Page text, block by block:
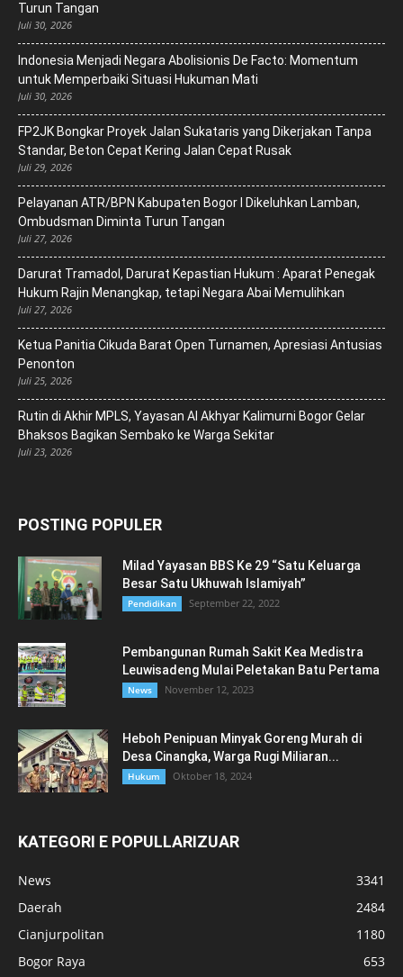
Turun Tangan
Juli 30, 2026
‎Indonesia Menjadi Negara Abolisionis De Facto: Momentum
untuk Memperbaiki Situasi Hukuman Mati
Juli 30, 2026
FP2JK Bongkar Proyek Jalan Sukataris yang Dikerjakan Tanpa
Standar, Beton Cepat Kering Jalan Cepat Rusak
Juli 29, 2026
Pelayanan ATR/BPN Kabupaten Bogor I Dikeluhkan Lamban,
Ombudsman Diminta Turun Tangan
Juli 27, 2026
Darurat Tramadol, Darurat Kepastian Hukum : Aparat Penegak
Hukum Rajin Menangkap, tetapi Negara Abai Memulihkan
Juli 27, 2026
Ketua Panitia Cikuda Barat Open Turnamen, Apresiasi Antusias
Penonton
Juli 25, 2026
Rutin di Akhir MPLS, Yayasan Al Akhyar Kalimurni Bogor Gelar
Bhaksos Bagikan Sembako ke Warga Sekitar
Juli 23, 2026
POSTING POPULER
Milad Yayasan BBS Ke 29 “Satu Keluarga
Besar Satu Ukhuwah Islamiyah”
Pendidikan September 22, 2022
Pembangunan Rumah Sakit Kea Medistra
Leuwisadeng Mulai Peletakan Batu Pertama
News November 12, 2023
Heboh Penipuan Minyak Goreng Murah di
Desa Cinangka, Warga Rugi Miliaran...
Hukum Oktober 18, 2024
KATEGORI E POPULLARIZUAR
News
3341
Daerah
2484
Cianjurpolitan
1180
Bogor Raya
653